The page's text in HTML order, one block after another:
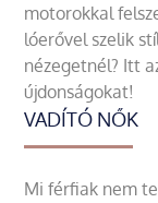
motorokkal
lóerővel szelik
nézegetnél? Itt
újdonságokat!
VADÍTÓ NŐK
Mi férfiak nem